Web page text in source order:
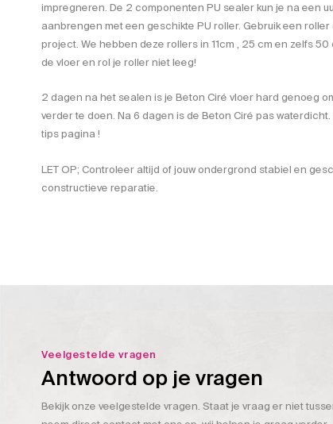
impregneren. De 2 componenten PU sealer kun je na een
aanbrengen met een geschikte PU roller. Gebruik een
project. We hebben deze rollers in 11cm , 25 cm en zelfs
de vloer en rol je roller niet leeg!
2 dagen na het sealen is je Beton Ciré vloer hard genoeg
verder te doen. Na 6 dagen is de Beton Ciré pas
tips pagina !
LET OP; Controleer altijd of jouw ondergrond stabiel en
constructieve reparatie.
Veelgestelde vragen
Antwoord op je vragen
Bekijk onze veelgestelde vragen. Staat je vraag er niet